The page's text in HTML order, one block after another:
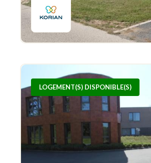
LOGEMENT(S) DISPONIBLE(S)